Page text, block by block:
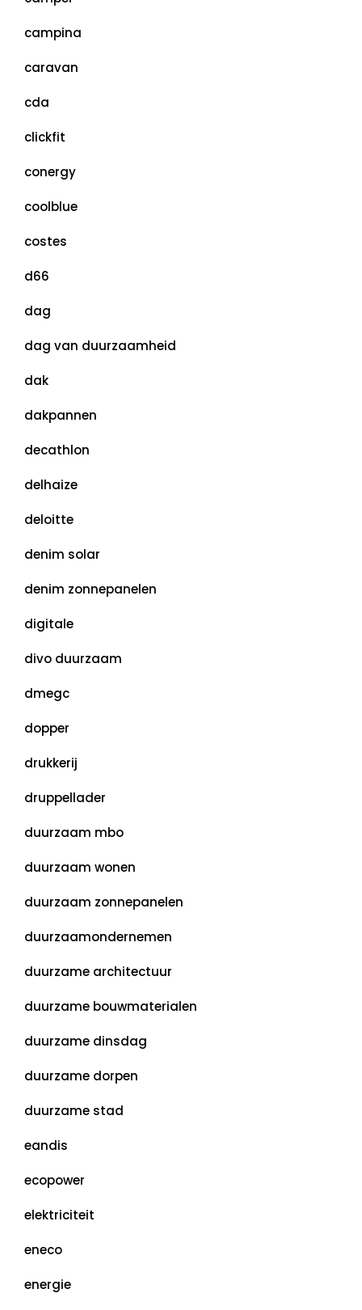
campina
caravan
cda
clickfit
conergy
coolblue
costes
d66
dag
dag van duurzaamheid
dak
dakpannen
decathlon
delhaize
deloitte
denim solar
denim zonnepanelen
digitale
divo duurzaam
dmegc
dopper
drukkerij
druppellader
duurzaam mbo
duurzaam wonen
duurzaam zonnepanelen
duurzaamondernemen
duurzame architectuur
duurzame bouwmaterialen
duurzame dinsdag
duurzame dorpen
duurzame stad
eandis
ecopower
elektriciteit
eneco
energie